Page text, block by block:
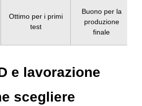
Ottimo per i primi
test
Buono per la
produzione
finale
e lavorazione
scegliere